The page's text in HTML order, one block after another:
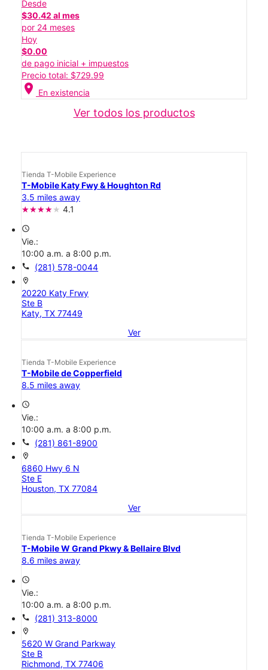
Desde
$30.42 al mes
por 24 meses
Hoy
$0.00
de pago inicial + impuestos
Precio total: $729.99
location_on En existencia
Ver todos los productos
Tienda T-Mobile Experience
T-Mobile Katy Fwy & Houghton Rd
3.5 miles away
4.1
access_time
Vie.:
10:00 a.m. a 8:00 p.m.
call (281) 578-0044
location_on
20220 Katy Frwy
Ste B
Katy, TX 77449
Ver
Tienda T-Mobile Experience
T-Mobile de Copperfield
8.5 miles away
access_time
Vie.:
10:00 a.m. a 8:00 p.m.
call (281) 861-8900
location_on
6860 Hwy 6 N
Ste E
Houston, TX 77084
Ver
Tienda T-Mobile Experience
T-Mobile W Grand Pkwy & Bellaire Blvd
8.6 miles away
access_time
Vie.:
10:00 a.m. a 8:00 p.m.
call (281) 313-8000
location_on
5620 W Grand Parkway
Ste B
Richmond, TX 77406